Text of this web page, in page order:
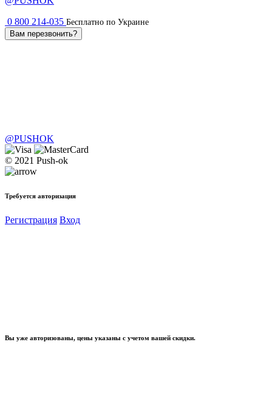
0 800 214-035 Бесплатно по Украине
Вам перезвонить?
@PUSHOK
© 2021 Push-ok
Требуется авторизация
Регистрация Вход
Вы уже авторизованы, цены указаны с учетом вашей скидки.